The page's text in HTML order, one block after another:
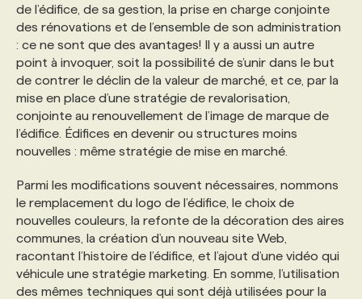
de l’édifice, de sa gestion, la prise en charge conjointe
des rénovations et de l’ensemble de son administration
: ce ne sont que des avantages! Il y a aussi un autre
point à invoquer, soit la possibilité de s’unir dans le but
de contrer le déclin de la valeur de marché, et ce, par la
mise en place d’une stratégie de revalorisation,
conjointe au renouvellement de l’image de marque de
l’édifice. Édifices en devenir ou structures moins
nouvelles : même stratégie de mise en marché.
Parmi les modifications souvent nécessaires, nommons
le remplacement du logo de l’édifice, le choix de
nouvelles couleurs, la refonte de la décoration des aires
communes, la création d’un nouveau site Web,
racontant l’histoire de l’édifice, et l’ajout d’une vidéo qui
véhicule une stratégie marketing. En somme, l’utilisation
des mêmes techniques qui sont déjà utilisées pour la